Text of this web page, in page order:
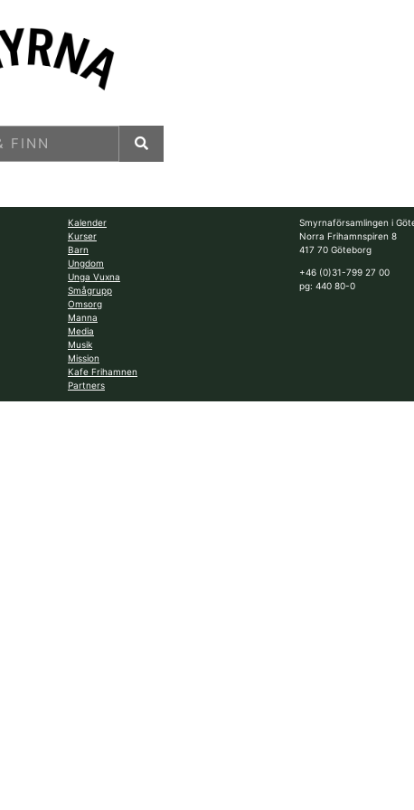
Kalender
Kurser
Barn
Ungdom
Unga Vuxna
Smågrupp
Omsorg
Manna
Media
Musik
Mission
Kafe Frihamnen
Partners
Smyrnaförsamlingen i
Norra Frihamnspiren 8
417 70 Göteborg
+46 (0)31-799 27 00
pg: 440 80-0